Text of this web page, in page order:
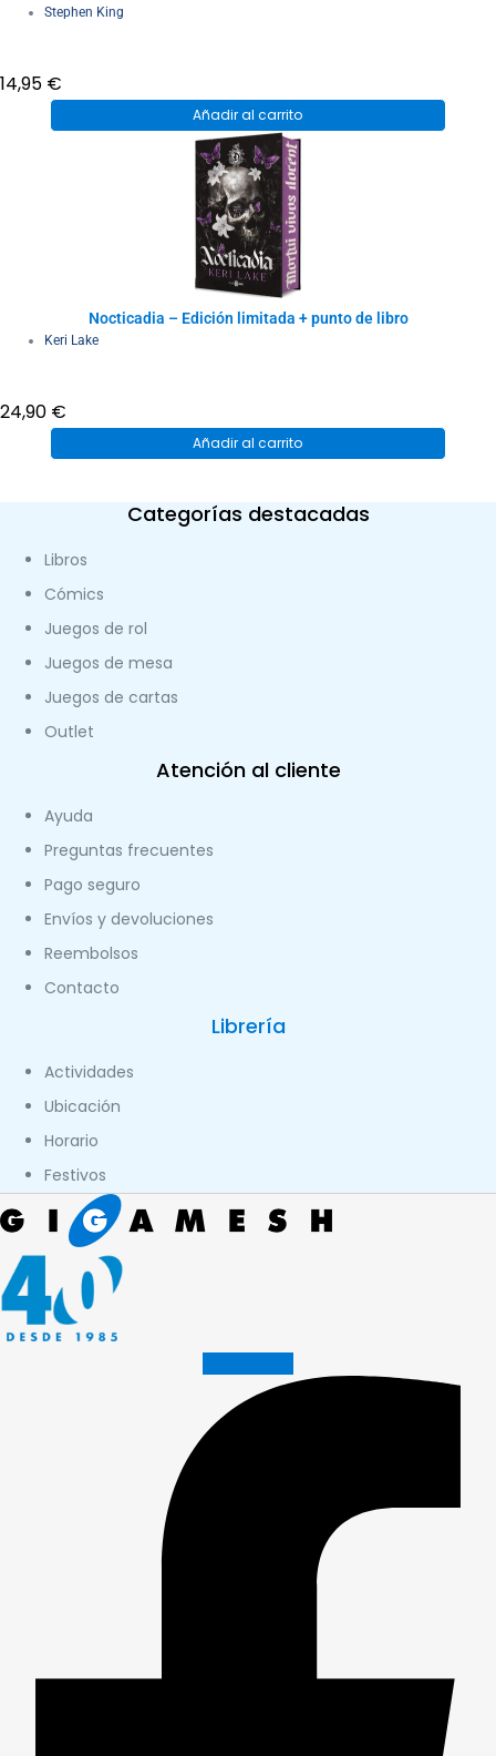
Stephen King
14,95 €
Añadir al carrito
Nocticadia – Edición limitada + punto de libro
Keri Lake
24,90 €
Añadir al carrito
Categorías destacadas
Libros
Cómics
Juegos de rol
Juegos de mesa
Juegos de cartas
Outlet
Atención al cliente
Ayuda
Preguntas frecuentes
Pago seguro
Envíos y devoluciones
Reembolsos
Contacto
Librería
Actividades
Ubicación
Horario
Festivos